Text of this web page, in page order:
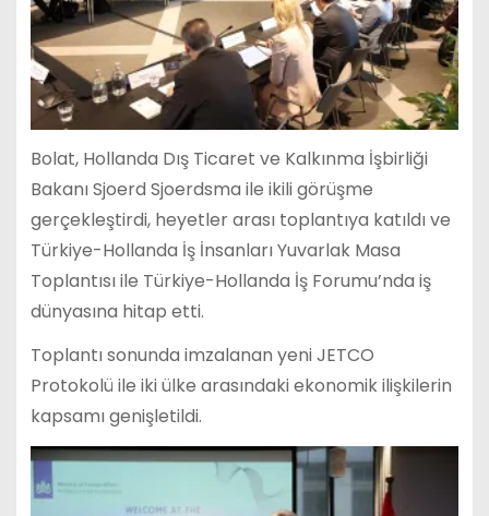
Bolat, Hollanda Dış Ticaret ve Kalkınma İşbirliği
Bakanı Sjoerd Sjoerdsma ile ikili görüşme
gerçekleştirdi, heyetler arası toplantıya katıldı ve
Türkiye-Hollanda İş İnsanları Yuvarlak Masa
Toplantısı ile Türkiye-Hollanda İş Forumu’nda iş
dünyasına hitap etti.
Toplantı sonunda imzalanan yeni JETCO
Protokolü ile iki ülke arasındaki ekonomik ilişkilerin
kapsamı genişletildi.